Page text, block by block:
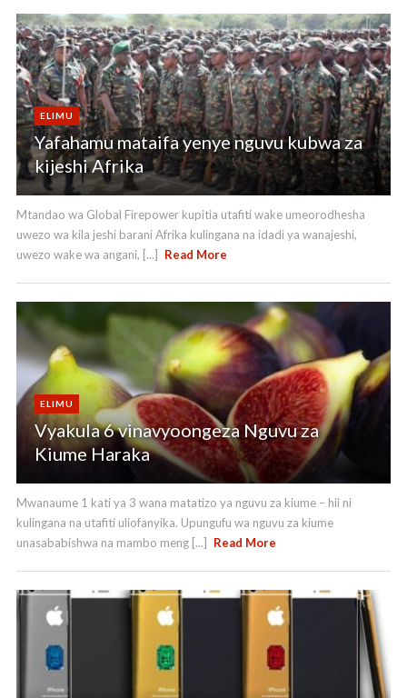
ELIMU
Yafahamu mataifa yenye nguvu kubwa za
kijeshi Afrika
Mtandao wa Global Firepower kupitia utafiti wake umeorodhesha
uwezo wa kila jeshi barani Afrika kulingana na idadi ya wanajeshi,
uwezo wake wa angani, [...]
Read More
ELIMU
Vyakula 6 vinavyoongeza Nguvu za
Kiume Haraka
Mwanaume 1 kati ya 3 wana matatizo ya nguvu za kiume – hii ni
kulingana na utafiti uliofanyika. Upungufu wa nguvu za kiume
unasababishwa na mambo meng [...]
Read More